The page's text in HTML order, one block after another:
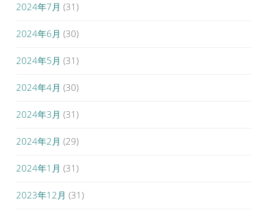
2024年7月 (31)
2024年6月 (30)
2024年5月 (31)
2024年4月 (30)
2024年3月 (31)
2024年2月 (29)
2024年1月 (31)
2023年12月 (31)